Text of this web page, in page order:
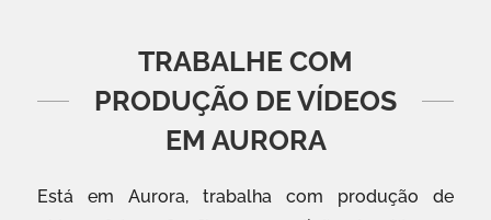
TRABALHE COM
PRODUÇÃO DE VÍDEOS
EM AURORA
Está em Aurora, trabalha com produção de